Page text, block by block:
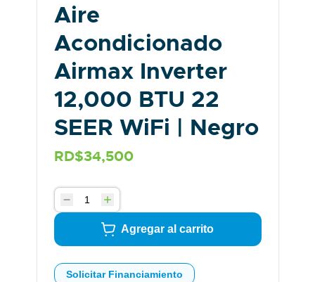
Aire
Acondicionado
Airmax Inverter
12,000 BTU 22
SEER WiFi | Negro
RD$34,500
Agregar al carrito
Solicitar Financiamiento